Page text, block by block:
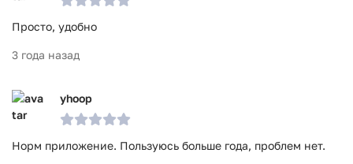
Просто, удобно
3 года назад
yhoop
Норм приложение. Пользуюсь больше года, проблем нет.